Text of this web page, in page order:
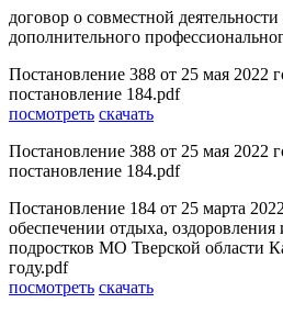
договор о совместной
дополнительного
Постановление 388 от 25 мая 2022
постановление 184.pdf
посмотреть скачать
Постановление 388 от 25 мая 2022
постановление 184.pdf
Постановление 184 от 25 марта
обеспечении отдыха, оздоровления
подростков МО Тверской области
году.pdf
посмотреть скачать